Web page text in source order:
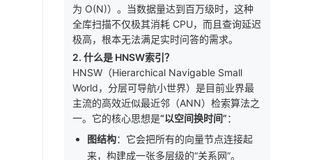
为 O(N)）。当数据量达到百万级时，这种
全库扫描不仅极其消耗 CPU，而且查询延迟
极高，根本无法满足实时问答的需求。
2. 什么是 HNSW索引？
HNSW（Hierarchical Navigable Small
World，分层可导航小世界）是目前业界最
主流的高效近似最近邻（ANN）检索算法之
一。它的核心思想是“以空间换时间”：
图结构：它会把所有的向量节点连接起
来，构建成一张多层级的“关系网”。